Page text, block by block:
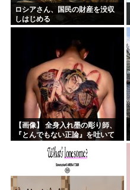
ロシアさん、国民の財産を没収
しはじめる
【画像】 全身入れ墨の彫り師、
『とんでもない正論』を吐いて